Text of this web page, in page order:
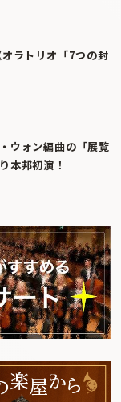
ラトリオ「7つの封
ウォン編曲の「展覧
本邦初演！